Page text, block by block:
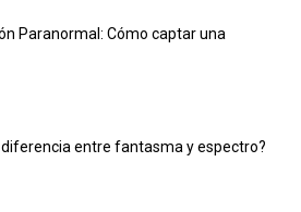
Paranormal: Cómo captar una
diferencia entre fantasma y espectro?